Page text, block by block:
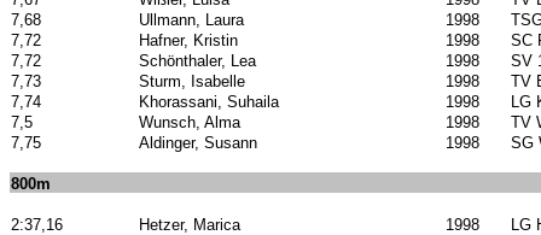
7,68
Ullmann, Laura 1998
7,72
Hafner, Kristin 1998
SC
7,72
Schönthaler, Lea 1998
SV
7,73
Sturm, Isabelle 1998
TV
7,74
Khorassani, Suhaila 1998
LG
7,5
Wunsch, Alma 1998
TV
7,75
Aldinger, Susann 1998 SG
800m
2:37,16 Hetzer, Marica 1998
LG